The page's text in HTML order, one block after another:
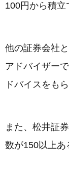
100円から積立
他の証券会社
アドバイザー
ドバイスをも
また、松井証
数が150以上あ